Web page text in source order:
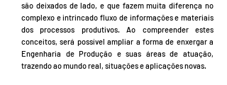
são deixados de lado, e que fazem muita diferença no
complexo e intrincado fluxo de informações e materiais
dos processos produtivos. Ao compreender estes
conceitos, será possível ampliar a forma de enxergar a
Engenharia de Produção e suas áreas de atuação,
trazendo ao mundo real, situações e aplicações novas.